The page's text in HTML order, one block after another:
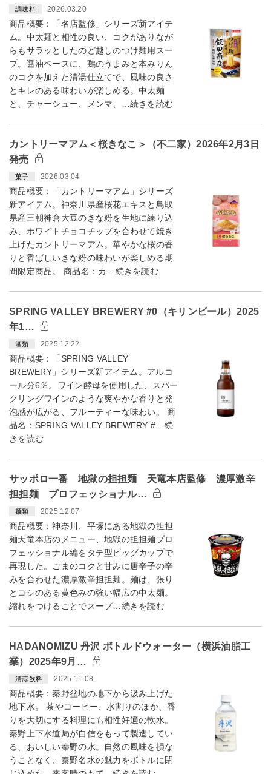
調味料 2026.03.20
商品概要：「名店監修」シリーズ新アイテ
ム。中太麺と相性の良い、コクがありなが
らもサラッとしたのど越しのつけ麺用スー
プ。醤油ベースに、鶏のうまみと本みりん
のコクを加えた清湯仕立てで、風味の良さ
とキレのある味わいが楽しめる。中太麺
と、チャーシュー、メンマ、…続きを読む
カントリーマアム＜桜きなこ＞（不二家）2026年2月3日
発売
菓子 2026.03.04
商品概要：「カントリーマアム」シリーズ
新アイテム。神奈川県産桜花エキスと鳥取
県産三朝神倉大豆のきな粉を生地に練り込
み、ホワイトチョコチップを合わせて焼き
上げたカントリーマアム。華やかな桜の香
りと香ばしいきな粉の味わいが楽しめる期
間限定商品。 商品名：カ…続きを読む
SPRING VALLEY BREWERY #0（キリンビール）2025
年1…
酒類 2025.12.22
商品概要：「SPRING VALLEY
BREWERY」シリーズ新アイテム。アルコ
ール分6％。ワイン酵母を使用した、スパー
クリングワインのような爽やかな香りと発
泡感が広がる、フルーティーな味わい。 商
品名：SPRING VALLEY BREWERY #…続
きを読む
サッポロ一番 地獄の担担麺 天竜本店監修 濃厚激辛
担担麺 プロフェッショナル…
麺類 2025.12.07
商品概要：神奈川、平塚にある地獄の担担
麺天竜本店のメニュー、地獄の担担麺プロ
フェッショナル編をタテ型ビッグカップで
再現した。ごまのコクと甘みに唐辛子の辛
みを合わせた濃厚激辛担担麺。麺は、張り
とコシのある黄色みの強い幅広の中太麺。
縮れをつけることでスープ…続きを読む
HADANOMIZU 丹沢 ボトルドウォーター（横浜油脂工
業）2025年9月…
清涼飲料 2025.11.08
商品概要：秦野盆地の地下から汲み上げた
地下水。 茶やコーヒー、水割りのほか、香
りを大切にする料理にも相性好適の軟水。
秦野上下水道局が自信をもって製造してい
る、おいしい秦野の水。自然の風味を損な
うことなく、秦野名水の魅力をボトルに閉